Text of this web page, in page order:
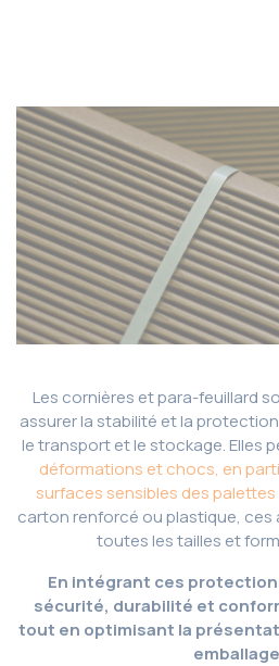
Les cornières et para-feuillard
assurer la stabilité et la
le transport et le stockage. Elles
déformations et chocs, en
surfaces sensibles des palettes
carton renforcé ou plastique, ces
toutes les tailles et
En intégrant ces
sécurité, durabilité et
tout en optimisant la